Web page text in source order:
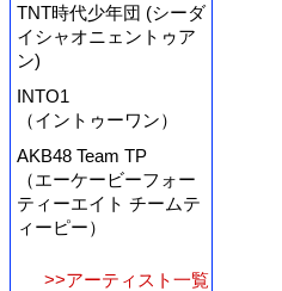
TNT時代少年団 (シーダ
イシャオニェントゥア
ン)
INTO1
（イントゥーワン）
AKB48 Team TP
（エーケービーフォー
ティーエイト チームテ
ィーピー）
>>アーティスト一覧